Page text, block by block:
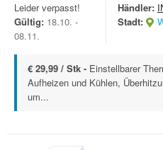
Leider verpasst!
Gültig: 18.10. -
08.11.
Händler:
Stadt:
€ 29,99 / Stk - Einstellbarer
Aufheizen und Kühlen,
um...